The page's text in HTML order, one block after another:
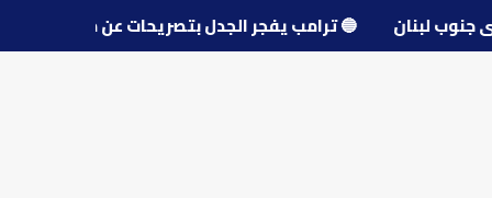
قرى جنوب لبنان 🔵ترامب يفجر الجدل بتصريحات عن